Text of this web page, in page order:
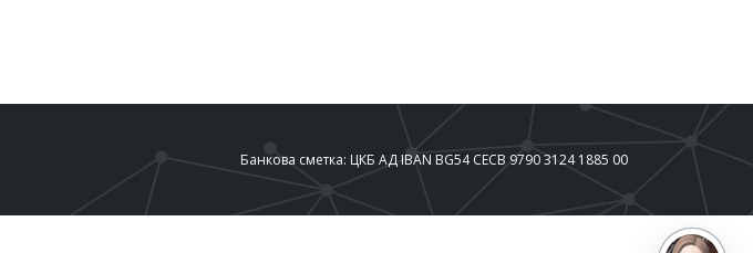
Банкова сметка: ЦКБ АД IBAN BG54 CECB 9790 3124 1885 00
2020/01/31/. Locale: bg. Capabilities: ask,scroll,click,quick-